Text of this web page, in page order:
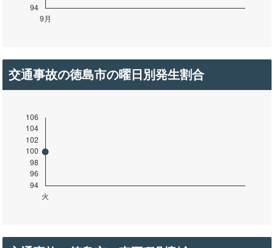
交通事故の徳島市の曜日別発生割合